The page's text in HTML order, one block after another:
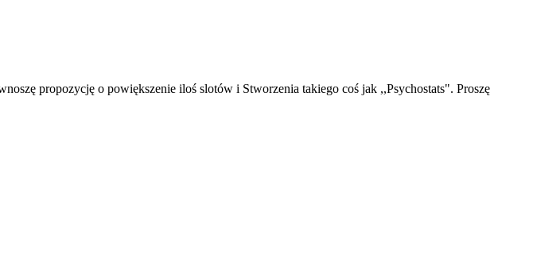
propozycję o powiększenie iloś slotów i Stworzenia takiego coś jak ,,Psychostats". Proszę